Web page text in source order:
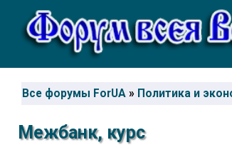
Все форумы ForUA » Политика и
Межбанк, курс